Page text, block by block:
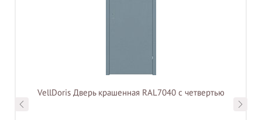
VellDoris Дверь крашенная RAL7040 с четвертью